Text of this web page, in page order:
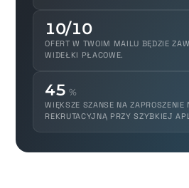
10/10
OFERT W TWOIM MAILU BĘDZIE
WIDEŁKI PŁACOWE.
45 %
WIĘKSZE SZANSE NA ZAPROSZENIE
REKRUTACYJNĄ PRZY SZYBKIEJ